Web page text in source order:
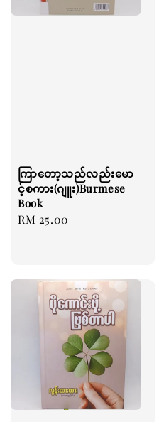
ကြာတော့သည်လည်းမော
င့်စကား(ဂျူး)Burmese
Book
Regular
RM 25.00